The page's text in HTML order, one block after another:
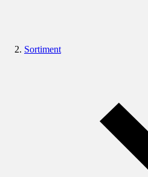
Sortiment